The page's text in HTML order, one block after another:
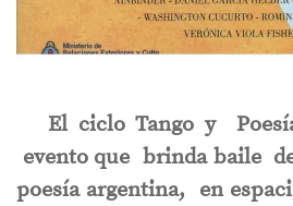
El ciclo Tango y
evento que brinda baile
poesía argentina, en